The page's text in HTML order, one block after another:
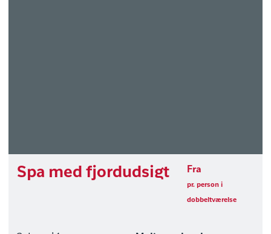
Spa med fjordudsigt Fra
pr. person i
dobbeltværelse